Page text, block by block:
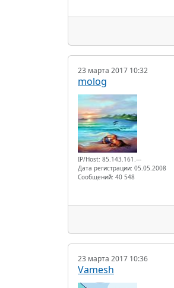
23 марта 2017 10:32
molog
IP/Host: 85.143.161.---
Дата регистрации: 05.05.2008
Сообщений: 40 548
23 марта 2017 10:36
Vamesh